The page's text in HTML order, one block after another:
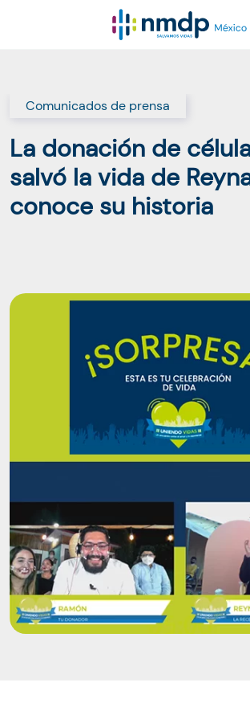
Comunicados de prensa
La donación de
salvó la vida de
conoce su historia